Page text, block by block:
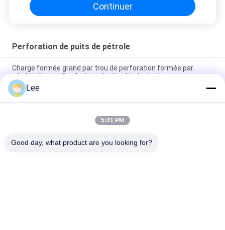
Continuer
Perforation de puits de pétrole
Charge formée grand par trou de perforation formée par
pénétration profonde de puits de pétrole de charge
Double perforation de puits de pétrole de tête de mise à feu
d'initiation de 2,9 pouces pour perforer l'arme à feu
Le système bon HT d'arme à feu de perforation conjuguent
Lee
5:41 PM
Good day, what product are you looking for?